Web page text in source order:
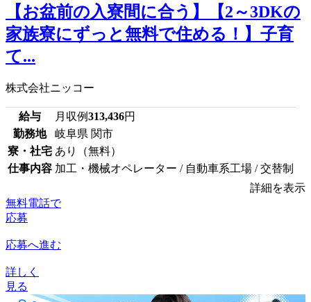
【お盆前の入寮間に合う】【2～3DKの
家族寮にずっと無料で住める！】子育
て...
株式会社ニッコー
給与 月収例313,436円
勤務地
岐阜県 関市
寮・社宅 あり（無料）
仕事内容 加工・機械オペレーター / 自動車系工場 / 交替制
詳細を表示
無料電話で
応募
応募へ進む
詳しく
見る